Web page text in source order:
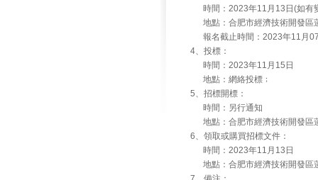
時間： 2023年11 月 13 日(如有
地點：合肥市經濟技術開發區
報名截止時間： 2023年11 月
4、投標：
時間： 2023年11 月 15 日
地點：網絡投標﹔
5、招標開標：
時間：另行通知
地點：合肥市經濟技術開發區
6、領取或購買招標文件：
時間： 2023年11 月 13 日
地點：合肥市經濟技術開發區